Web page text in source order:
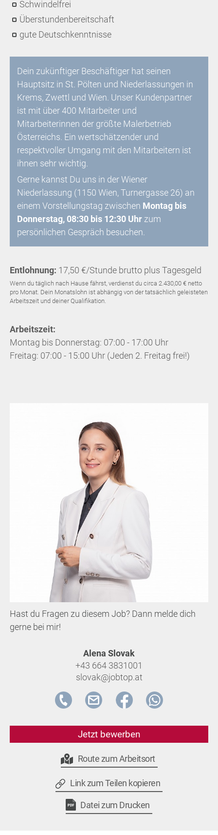
Schwindelfrei
Überstundenbereitschaft
gute Deutschkenntnisse
Dein zukünftiger Beschäftiger hat seinen
Hauptsitz in St. Pölten und Niederlassungen in
Krems, Zwettl und Wien. Unser Kundenpartner
ist mit über 400 Mitarbeiter und
Mitarbeiterinnen der größte Malerbetrieb
Österreichs. Ein wertschätzender und
respektvoller Umgang mit den Mitarbeitern ist
ihnen sehr wichtig.
Gerne kannst Du uns in der Wiener
Niederlassung (1150 Wien, Turnergasse 26) an
einem Vorstellungstag zwischen Montag bis
Donnerstag, 08:30 bis 12:30 Uhr zum
persönlichen Gespräch besuchen.
Entlohnung: 17,50 €/Stunde brutto plus Tagesgeld
Wenn du täglich nach Hause fährst, verdienst du circa 2.430,00 € netto
pro Monat. Dein Monatslohn ist abhängig von der tatsächlich geleisteten
Arbeitszeit und deiner Qualifikation.
Arbeitszeit:
Montag bis Donnerstag: 07:00 - 17:00 Uhr
Freitag: 07:00 - 15:00 Uhr (Jeden 2. Freitag frei!)
Hast du Fragen zu diesem Job? Dann melde dich
gerne bei mir!
Alena Slovak
+43 664 3831001
slovak@jobtop.at
Jetzt bewerben
Route zum Arbeitsort
Link zum Teilen kopieren
Datei zum Drucken